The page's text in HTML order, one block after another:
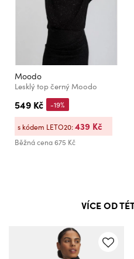
Moodo
Lesklý top černý Moodo
549 Kč
Běžná cena675 Kč
-19%
s kódem LETO20:439 Kč
VÍCE OD